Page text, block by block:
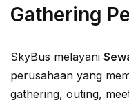
Gathering
SkyBus melayani
perusahaan yang
gathering, outing,